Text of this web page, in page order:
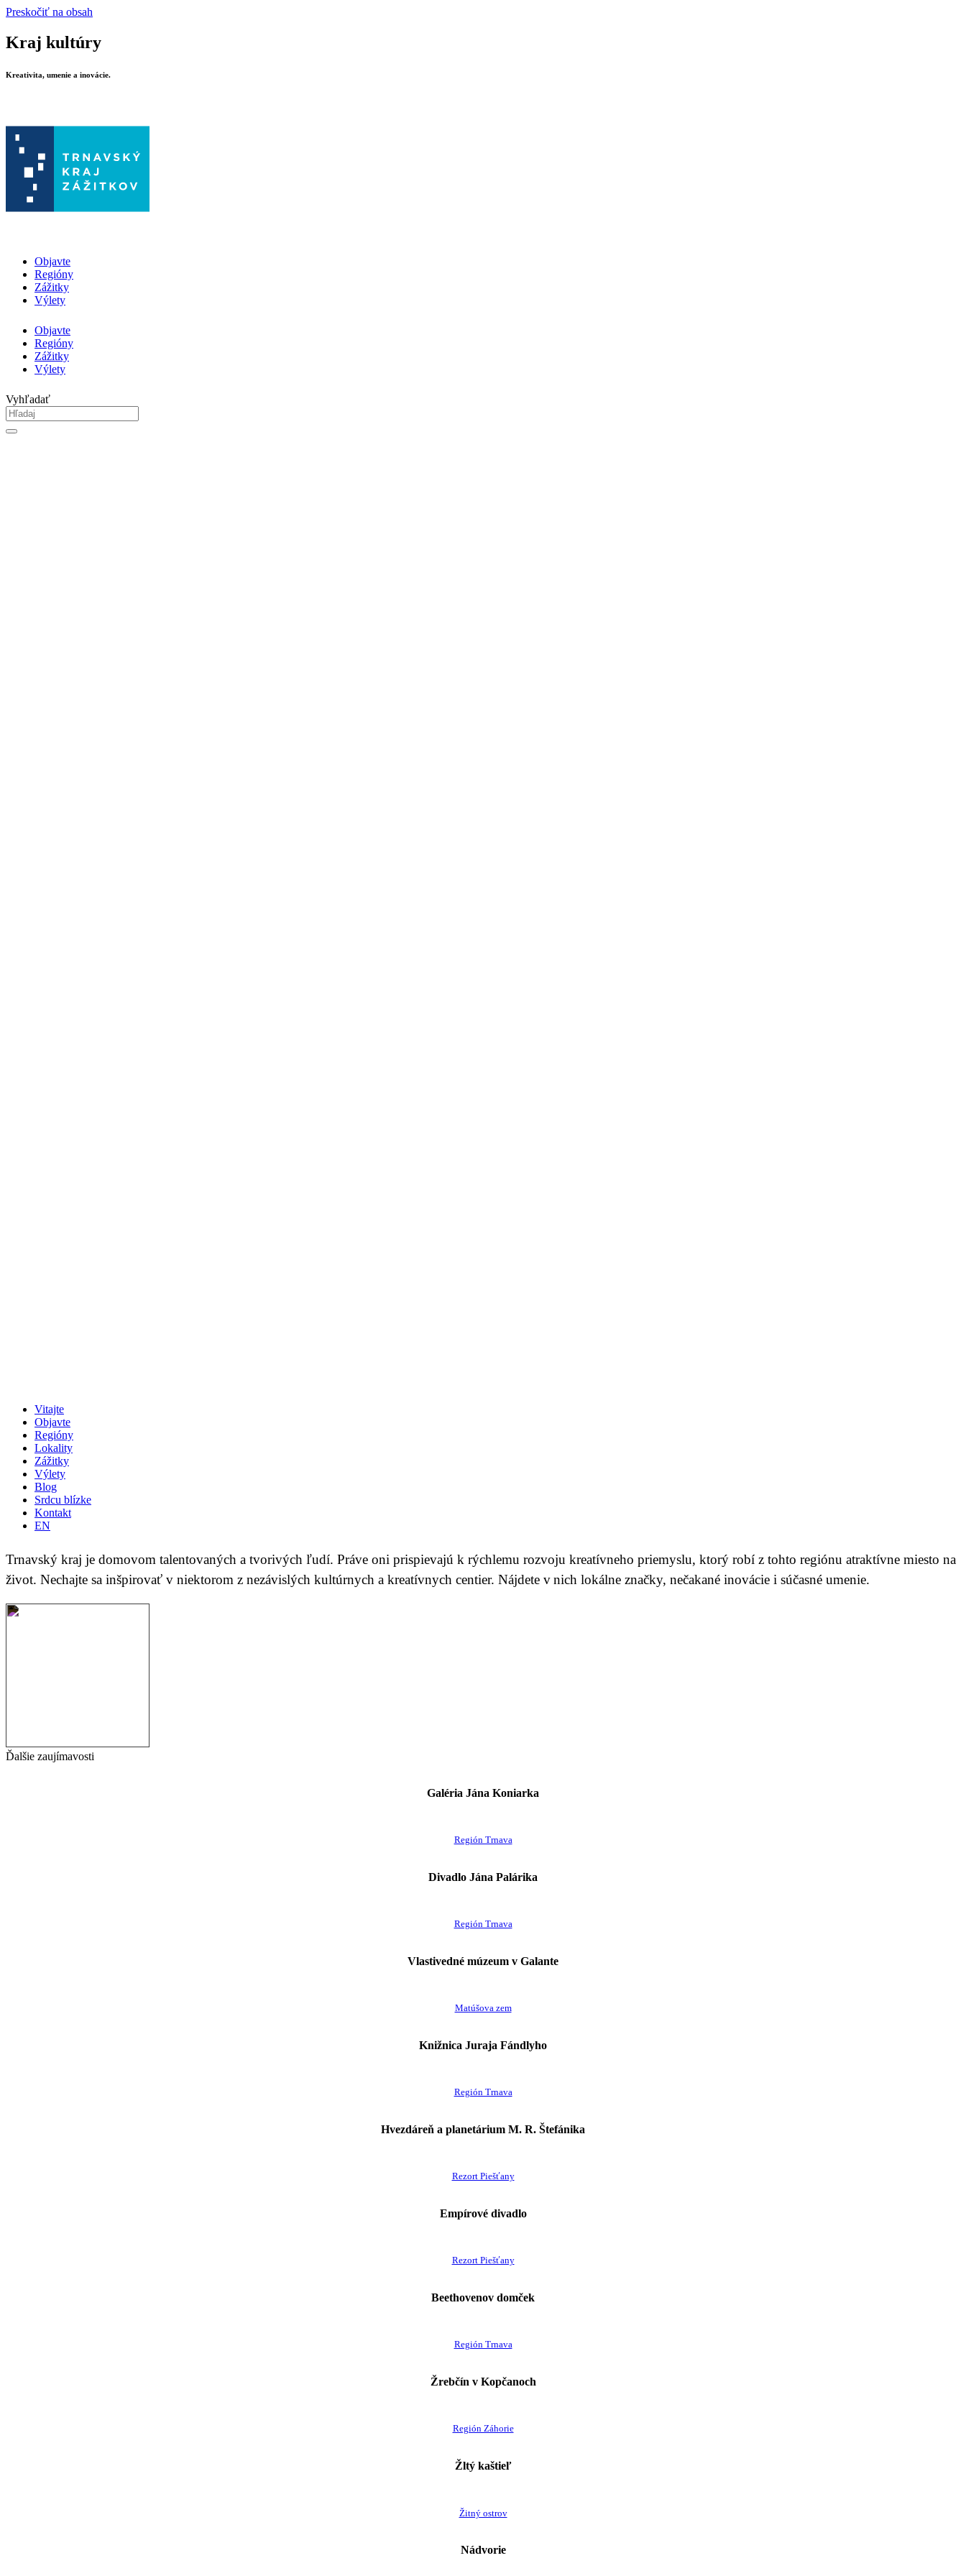
Preskočiť na obsah
Kraj kultúry
Kreativita, umenie a inovácie.
Objavte
Regióny
Zážitky
Výlety
Objavte
Regióny
Zážitky
Výlety
Vyhľadať
Vitajte
Objavte
Regióny
Lokality
Zážitky
Výlety
Blog
Srdcu blízke
Kontakt
EN
Trnavský kraj je domovom talentovaných a tvorivých ľudí. Práve oni prispievajú k rýchlemu rozvoju kreatívneho priemyslu, ktorý robí z tohto regiónu atraktívne miesto na
život. Nechajte sa inšpirovať v niektorom z nezávislých kultúrnych a kreatívnych centier. Nájdete v nich lokálne značky, nečakané inovácie i súčasné umenie.
Ďalšie zaujímavosti
Galéria Jána Koniarka
Región Trnava
Divadlo Jána Palárika
Región Trnava
Vlastivedné múzeum v Galante
Matúšova zem
Knižnica Juraja Fándlyho
Región Trnava
Hvezdáreň a planetárium M. R. Štefánika
Rezort Piešťany
Empírové divadlo
Rezort Piešťany
Beethovenov domček
Región Trnava
Žrebčín v Kopčanoch
Región Záhorie
Žltý kaštieľ
Žitný ostrov
Nádvorie